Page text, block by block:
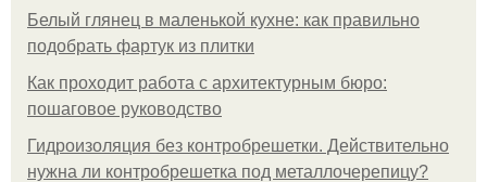
Белый глянец в маленькой кухне: как правильно
подобрать фартук из плитки
Как проходит работа с архитектурным бюро:
пошаговое руководство
Гидроизоляция без контробрешетки. Действительно
нужна ли контробрешетка под металлочерепицу?